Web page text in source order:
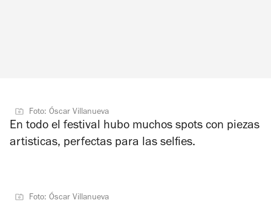
Foto: Óscar Villanueva
En todo el festival hubo muchos spots con piezas
artisticas, perfectas para las selfies.
Foto: Óscar Villanueva